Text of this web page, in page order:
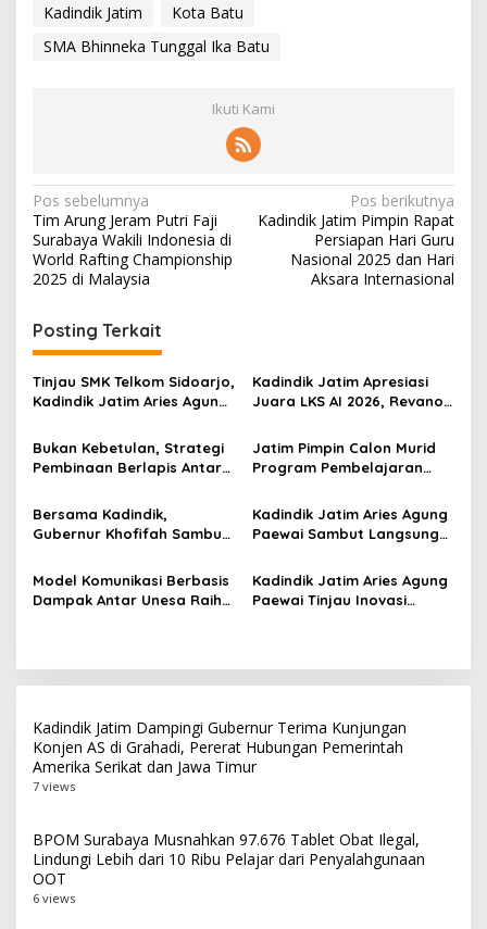
Kadindik Jatim
Kota Batu
SMA Bhinneka Tunggal Ika Batu
Ikuti Kami
N
a
v
i
g
a
s
i
p
o
s
Pos sebelumnya
Tim Arung Jeram Putri Faji
Surabaya Wakili Indonesia di
World Rafting Championship
2025 di Malaysia
Pos berikutnya
Kadindik Jatim Pimpin Rapat
Persiapan Hari Guru
Nasional 2025 dan Hari
Aksara Internasional
Posting Terkait
Tinjau SMK Telkom Sidoarjo,
Kadindik Jatim Aries Agung
Representatif Tingkatkan
Kualitas Pembelajaran
Kadindik Jatim Apresiasi
Juara LKS AI 2026, Revano
dari Gubernur Khofifah
Bukan Kebetulan, Strategi
Pembinaan Berlapis Antar
Juara Umum LKS Nasional
Jatim Pimpin Calon Murid
Program Pembelajaran
ATS Lolos Verifikasi dan
Siap Belajar
Bersama Kadindik,
Gubernur Khofifah Sambut
Umum LKS Dikmen Nasional
2026 di Grahadi
Kadindik Jatim Aries Agung
Paewai Sambut Langsung
Dikmen Nasional 2026 di
Pasar Turi
Model Komunikasi Berbasis
Dampak Antar Unesa Raih
Kadindik Jatim Aries Agung
Paewai Tinjau Inovasi
Kadindik Jatim Dampingi Gubernur Terima Kunjungan
Konjen AS di Grahadi, Pererat Hubungan Pemerintah
Amerika Serikat dan Jawa Timur
7 views
BPOM Surabaya Musnahkan 97.676 Tablet Obat Ilegal,
Lindungi Lebih dari 10 Ribu Pelajar dari Penyalahgunaan
OOT
6 views